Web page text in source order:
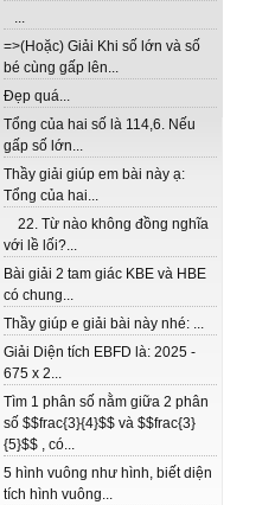
...
=>(Hoặc) Giải Khi số lớn và số
bé cùng gấp lên...
Đẹp quá...
Tổng của hai số là 114,6. Nếu
gấp số lớn...
Thầy giải giúp em bài này ạ:
Tổng của hai...
22. Từ nào không đồng nghĩa
với lề lối?...
Bài giải 2 tam giác KBE và HBE
có chung...
Thầy giúp e giải bài này nhé: ...
Giải Diện tích EBFD là: 2025 -
675 x 2...
Tìm 1 phân số nằm giữa 2 phân
số $$frac{3}{4}$$ và $$frac{3}
{5}$$ , có...
5 hình vuông như hình, biết diện
tích hình vuông...